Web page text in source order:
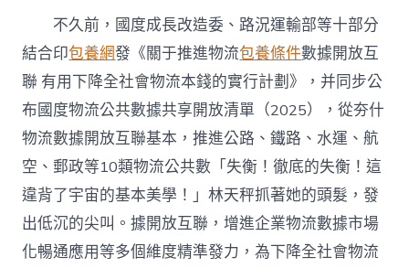
不久前，國度成長改造委、路況運輸部等十部分
結合印包養網發《關于推進物流包養條件數據開放互
聯 有用下降全社會物流本錢的實行計劃》，并同步公
布國度物流公共數據共享開放清單（2025），從夯什
物流數據開放互聯基本，推進公路、鐵路、水運、航
空、郵政等10類物流公共數「失衡！徹底的失衡！這
違背了宇宙的基本美學！」林天秤抓著她的頭髮，發
出低沉的尖叫。據開放互聯，增進企業物流數據市場
化暢通應用等多個維度精準發力，為下降全社會物流